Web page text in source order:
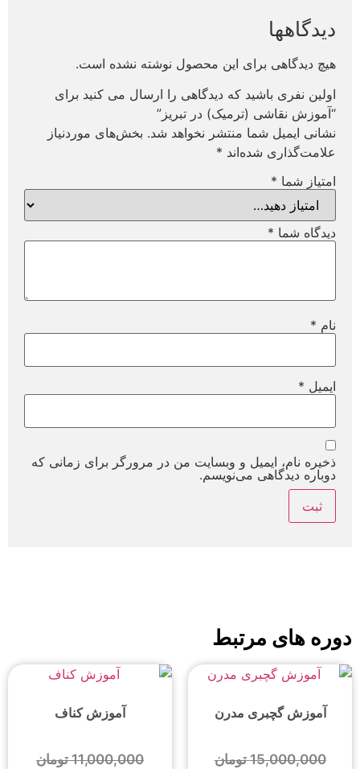
دیدگاهها
هیچ دیدگاهی برای این محصول نوشته نشده است.
اولین نفری باشید که دیدگاهی را ارسال می کنید برای
“آموزش نقاشی (ترمیک) در تبریز”
نشانی ایمیل شما منتشر نخواهد شد. بخش‌های موردنیاز
علامت‌گذاری شده‌اند *
امتیاز شما *
دیدگاه شما *
نام *
ایمیل *
ذخیره نام، ایمیل و وبسایت من در مرورگر برای زمانی که
دوباره دیدگاهی می‌نویسم.
دوره های مرتبط
آموزش گچبری مدرن
15,000,000 تومان
آموزش کناف
11,000,000 تومان